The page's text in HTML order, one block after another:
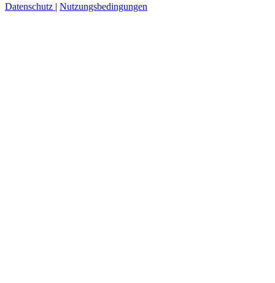
Datenschutz | Nutzungsbedingungen